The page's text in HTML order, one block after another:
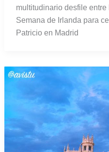
multitudinario desfile
Semana de Irlanda para
Patricio en Madrid